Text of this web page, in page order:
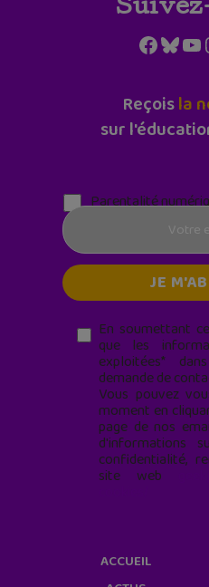
Reçoisla
sur
Parentalité
En soumettant
que les
exploitées*
demande de
Vous pouvez
moment en
page de nos
d'informations
confidentialité,
site web
ACCUEIL